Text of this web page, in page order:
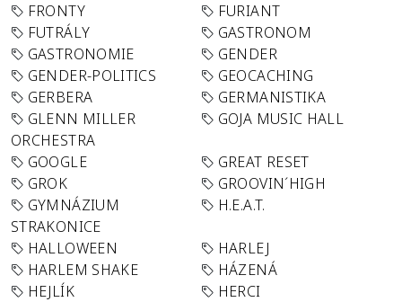
FRONTY
FURIANT
FUTRÁLY
GASTRONOM
GASTRONOMIE
GENDER
GENDER-POLITICS
GEOCACHING
GERBERA
GERMANISTIKA
GLENN MILLER
ORCHESTRA
GOJA MUSIC HALL
GOOGLE
GREAT RESET
GROK
GROOVIN´HIGH
GYMNÁZIUM
STRAKONICE
H.E.A.T.
HALLOWEEN
HARLEJ
HARLEM SHAKE
HÁZENÁ
HEJLÍK
HERCI